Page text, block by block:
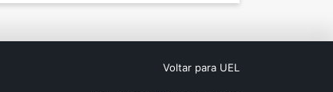
Voltar para UEL